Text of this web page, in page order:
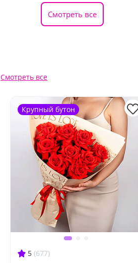
Смотреть все
Смотреть все
5 (677)
Крупный бутон